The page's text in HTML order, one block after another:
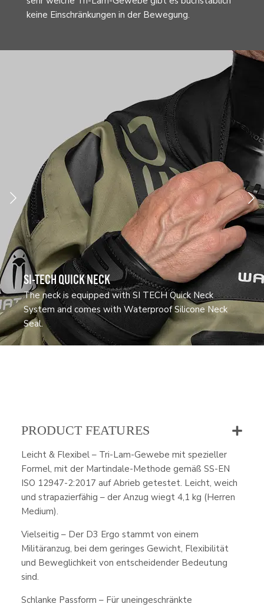
keine Einschränkungen in der Bewegung.
SI-TECH QUICK NECK
The neck is equipped with SI TECH Quick Neck
System and comes with Waterproof Silicone Neck
Seal.
PRODUCT FEATURES
Leicht & Flexibel – Tri-Lam-Gewebe mit spezieller
Formel, mit der Martindale-Methode gemäß SS-EN
ISO 12947-2:2017 auf Abrieb getestet. Leicht, weich
und strapazierfähig – der Anzug wiegt 4,1 kg (Herren
Medium).
Vielseitig – Der D3 Ergo stammt von einem
Militäranzug, bei dem geringes Gewicht, Flexibilität
und Beweglichkeit von entscheidender Bedeutung
sind.
Schlanke Passform – Für uneingeschränkte